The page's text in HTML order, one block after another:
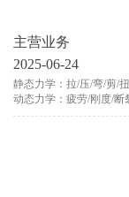
主营业务
2025-06-24
静态力学：拉/压/弯/剪/
动态力学：疲劳/刚度/断
极端环境力学：高温（